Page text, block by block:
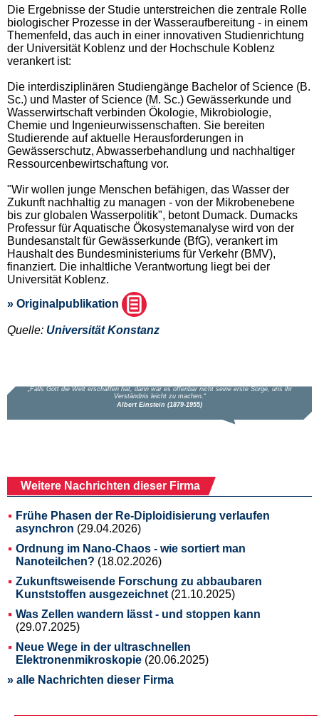
Die Ergebnisse der Studie unterstreichen die zentrale Rolle
biologischer Prozesse in der Wasseraufbereitung - in einem
Themenfeld, das auch in einer innovativen Studienrichtung
der Universität Koblenz und der Hochschule Koblenz
verankert ist:
Die interdisziplinären Studiengänge Bachelor of Science (B.
Sc.) und Master of Science (M. Sc.) Gewässerkunde und
Wasserwirtschaft verbinden Ökologie, Mikrobiologie,
Chemie und Ingenieurwissenschaften. Sie bereiten
Studierende auf aktuelle Herausforderungen in
Gewässerschutz, Abwasserbehandlung und nachhaltiger
Ressourcenbewirtschaftung vor.
"Wir wollen junge Menschen befähigen, das Wasser der
Zukunft nachhaltig zu managen - von der Mikrobenebene
bis zur globalen Wasserpolitik", betont Dumack. Dumacks
Professur für Aquatische Ökosystemanalyse wird von der
Bundesanstalt für Gewässerkunde (BfG), verankert im
Haushalt des Bundesministeriums für Verkehr (BMV),
finanziert. Die inhaltliche Verantwortung liegt bei der
Universität Koblenz.
» Originalpublikation
Quelle: Universität Konstanz
Weitere Nachrichten dieser Firma
Frühe Phasen der Re-Diploidisierung verlaufen
asynchron (29.04.2026)
Ordnung im Nano-Chaos - wie sortiert man
Nanoteilchen? (18.02.2026)
Zukunftsweisende Forschung zu abbaubaren
Kunststoffen ausgezeichnet (21.10.2025)
Was Zellen wandern lässt - und stoppen kann
(29.07.2025)
Neue Wege in der ultraschnellen
Elektronenmikroskopie (20.06.2025)
» alle Nachrichten dieser Firma